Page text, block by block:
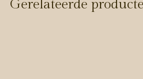
Gerelateerde